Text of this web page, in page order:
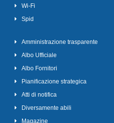
Wi-Fi
Spid
Amministrazione trasparente
Albo Ufficiale
Albo Fornitori
Pianificazione strategica
Atti di notifica
Diversamente abili
Magazine